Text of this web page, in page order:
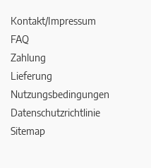
Kontakt/Impressum
FAQ
Zahlung
Lieferung
Nutzungsbedingungen
Datenschutzrichtlinie
Sitemap